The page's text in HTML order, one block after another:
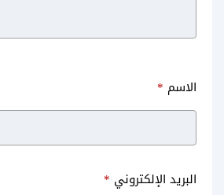
الاسم *
البريد الإلكتروني *